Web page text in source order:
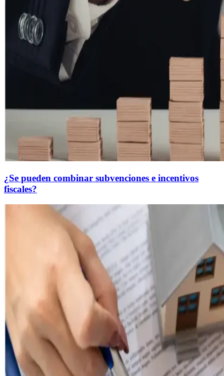
¿Se pueden combinar subvenciones e incentivos
fiscales?